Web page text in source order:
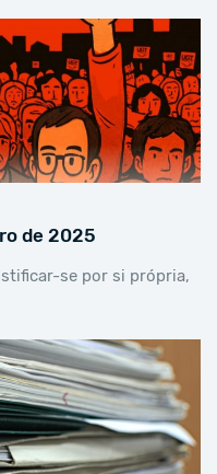
de 2025
se por si própria,